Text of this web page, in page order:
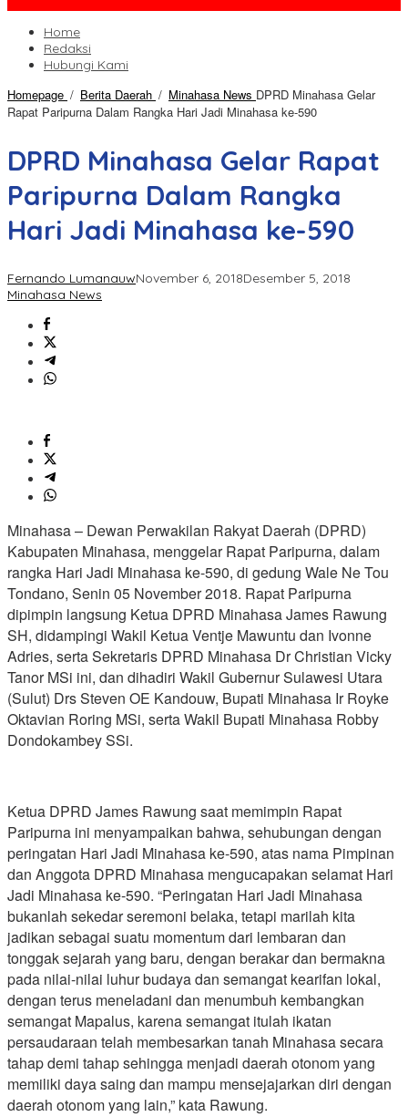
Home
Redaksi
Hubungi Kami
Homepage / Berita Daerah / Minahasa News DPRD Minahasa Gelar
Rapat Paripurna Dalam Rangka Hari Jadi Minahasa ke-590
DPRD Minahasa Gelar Rapat
Paripurna Dalam Rangka
Hari Jadi Minahasa ke-590
Fernando LumanauwNovember 6, 2018Desember 5, 2018
Minahasa News
Minahasa – Dewan Perwakilan Rakyat Daerah (DPRD)
Kabupaten Minahasa, menggelar Rapat Paripurna, dalam
rangka Hari Jadi Minahasa ke-590, di gedung Wale Ne Tou
Tondano, Senin 05 November 2018. Rapat Paripurna
dipimpin langsung Ketua DPRD Minahasa James Rawung
SH, didampingi Wakil Ketua Ventje Mawuntu dan Ivonne
Adries, serta Sekretaris DPRD Minahasa Dr Christian Vicky
Tanor MSi ini, dan dihadiri Wakil Gubernur Sulawesi Utara
(Sulut) Drs Steven OE Kandouw, Bupati Minahasa Ir Royke
Oktavian Roring MSi, serta Wakil Bupati Minahasa Robby
Dondokambey SSi.
Ketua DPRD James Rawung saat memimpin Rapat
Paripurna ini menyampaikan bahwa, sehubungan dengan
peringatan Hari Jadi Minahasa ke-590, atas nama Pimpinan
dan Anggota DPRD Minahasa mengucapakan selamat Hari
Jadi Minahasa ke-590. “Peringatan Hari Jadi Minahasa
bukanlah sekedar seremoni belaka, tetapi marilah kita
jadikan sebagai suatu momentum dari lembaran dan
tonggak sejarah yang baru, dengan berakar dan bermakna
pada nilai-nilai luhur budaya dan semangat kearifan lokal,
dengan terus meneladani dan menumbuh kembangkan
semangat Mapalus, karena semangat itulah ikatan
persaudaraan telah membesarkan tanah Minahasa secara
tahap demi tahap sehingga menjadi daerah otonom yang
memiliki daya saing dan mampu mensejajarkan diri dengan
daerah otonom yang lain,” kata Rawung.